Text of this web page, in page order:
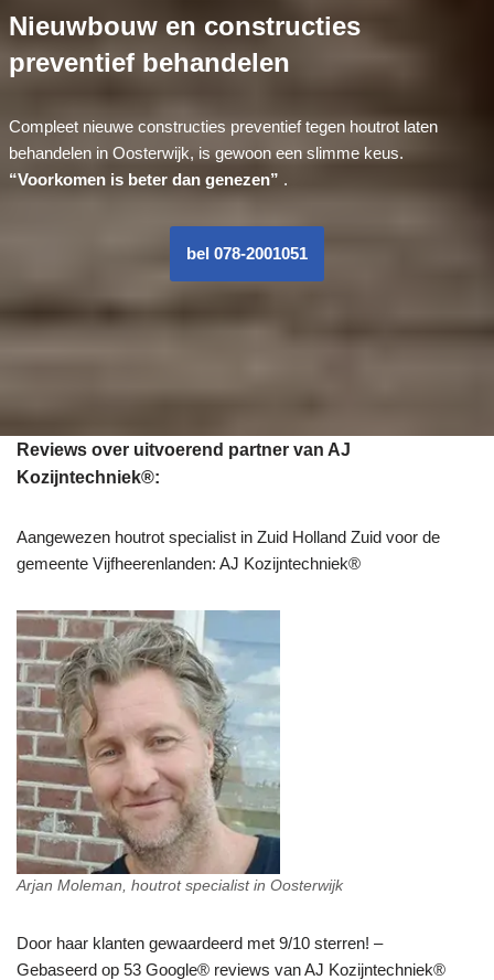
Nieuwbouw en constructies
preventief behandelen
Compleet nieuwe constructies preventief tegen houtrot laten
behandelen in Oosterwijk, is gewoon een slimme keus.
“Voorkomen is beter dan genezen” .
bel 078-2001051
Reviews over uitvoerend partner van AJ
Kozijntechniek®:
Aangewezen houtrot specialist in Zuid Holland Zuid voor de
gemeente Vijfheerenlanden: AJ Kozijntechniek®
Arjan Moleman, houtrot specialist in Oosterwijk
Door haar klanten gewaardeerd met 9/10 sterren! –
Gebaseerd op 53 Google® reviews van AJ Kozijntechniek®